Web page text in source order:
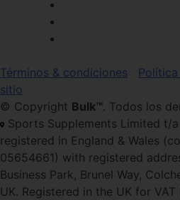
Términos & condiciones
sitio
© Copyright Bulk™. Todos los
Sports Supplements Limited t/
registered in England & Wales
05654661) with registered
Business Park, Brunel Way,
UK. Registered in the UK for